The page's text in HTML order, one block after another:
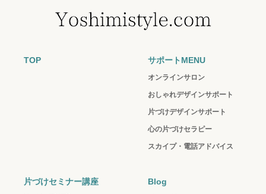
TOP サポートMENU
オンラインサロン
おしゃれデザインサポート
片づけデザインサポート
心の片づけセラピー
スカイプ・電話アドバイス
片づけセミナー講座 Blog